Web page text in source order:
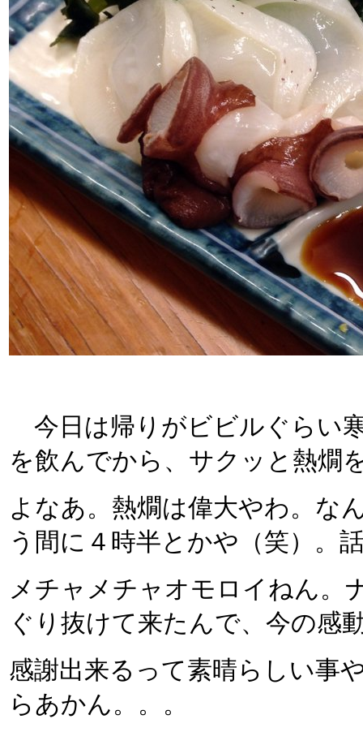
今日は帰りがビビルぐらい
を飲んでから、サクッと熱燗
よなあ。熱燗は偉大やわ。な
う間に４時半とかや（笑）。
メチャメチャオモロイねん。
ぐり抜けて来たんで、今の感
感謝出来るって素晴らしい事
らあかん。。。